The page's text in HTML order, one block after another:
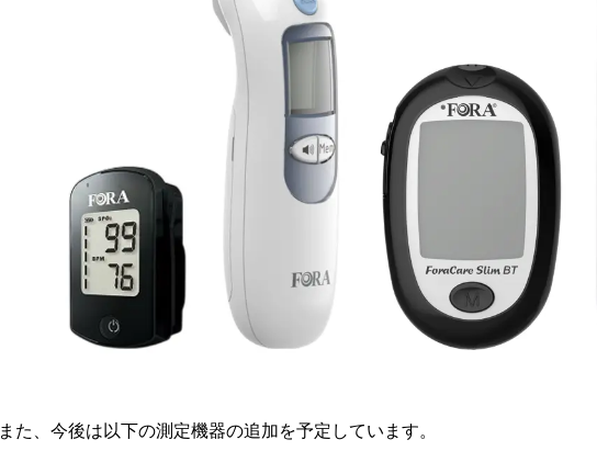
また、今後は以下の測定機器の追加を予定しています。